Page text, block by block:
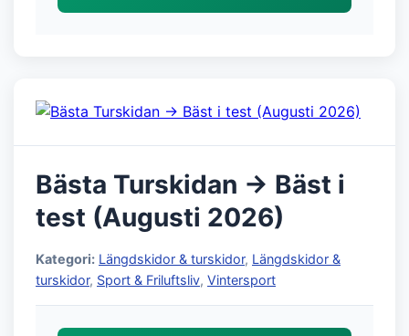
Bästa Turskidan → Bäst i
test (Augusti 2026)
Kategori: Längdskidor & turskidor, Längdskidor &
turskidor, Sport & Friluftsliv, Vintersport